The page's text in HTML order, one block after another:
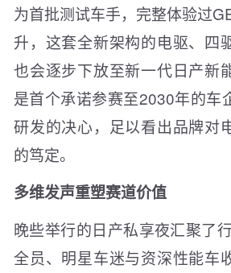
为首批测试车手，完整体验过
升，这套全新架构的电驱、四
也会逐步下放至新一代日产新
是首个承诺参赛至2030年的车
研发的决心，足以看出品牌对
的笃定。
多维发声重塑赛道价值
晚些举行的日产私享夜汇聚了
全员、明星车迷与资深性能车